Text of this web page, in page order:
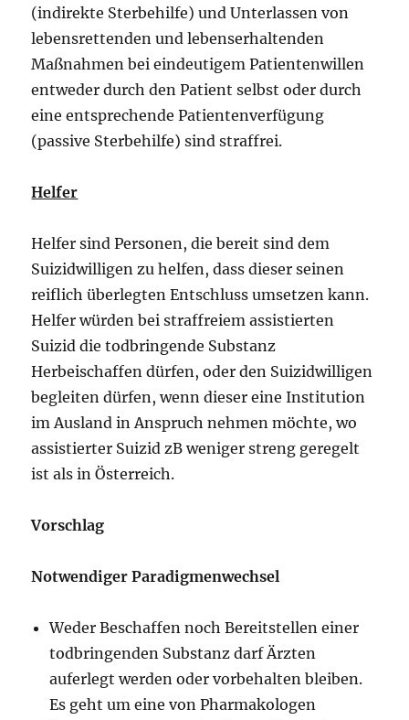
(indirekte Sterbehilfe) und Unterlassen von
lebensrettenden und lebenserhaltenden
Maßnahmen bei eindeutigem Patientenwillen
entweder durch den Patient selbst oder durch
eine entsprechende Patientenverfügung
(passive Sterbehilfe) sind straffrei.
Helfer
Helfer sind Personen, die bereit sind dem
Suizidwilligen zu helfen, dass dieser seinen
reiflich überlegten Entschluss umsetzen kann.
Helfer würden bei straffreiem assistierten
Suizid die todbringende Substanz
Herbeischaffen dürfen, oder den Suizidwilligen
begleiten dürfen, wenn dieser eine Institution
im Ausland in Anspruch nehmen möchte, wo
assistierter Suizid zB weniger streng geregelt
ist als in Österreich.
Vorschlag
Notwendiger Paradigmenwechsel
Weder Beschaffen noch Bereitstellen einer
todbringenden Substanz darf Ärzten
auferlegt werden oder vorbehalten bleiben.
Es geht um eine von Pharmakologen